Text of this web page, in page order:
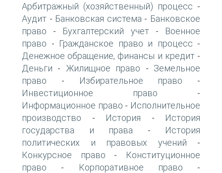
Арбитражный (хозяйственный) процесс -
Аудит - Банковская система - Банковское
право - Бухгалтерский учет-
Военное
право - Гражданское право и процесс -
Денежное обращение, финансы и кредит-
Деньги - Жилищное право - Земельное
право - Избирательное право -
Инвестиционное право -
Информационное право - Исполнительное
производство - История -
История
государства и права -
История
политических и правовых учений -
Конкурсное право -
Конституционное
право - Корпоративное право -